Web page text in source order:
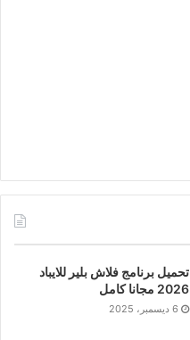
تحميل برنامج فلاش بلير للايباد
2026 مجانا كامل
6 ديسمبر، 2025